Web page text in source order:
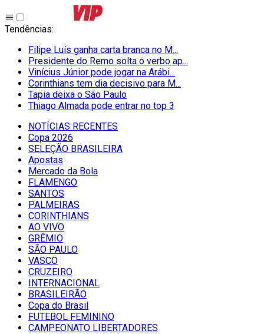
Tendências:
Filipe Luís ganha carta branca no M...
Presidente do Remo solta o verbo ap...
Vinícius Júnior pode jogar na Arábi...
Corinthians tem dia decisivo para M...
Tapia deixa o São Paulo
Thiago Almada pode entrar no top 3
NOTÍCIAS RECENTES
Copa 2026
SELEÇÃO BRASILEIRA
Apostas
Mercado da Bola
FLAMENGO
SANTOS
PALMEIRAS
CORINTHIANS
AO VIVO
GRÊMIO
SĀO PAULO
VASCO
CRUZEIRO
INTERNACIONAL
BRASILEIRÃO
Copa do Brasil
FUTEBOL FEMININO
CAMPEONATO LIBERTADORES